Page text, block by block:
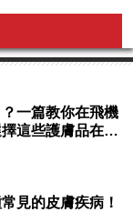
一篇教你在飛機
擇這些護膚品在飛
見的皮膚疾病！